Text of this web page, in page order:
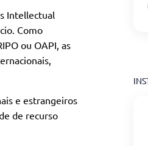
Intellectual
Como
ou OAPI, as
e estrangeiros
de recurso